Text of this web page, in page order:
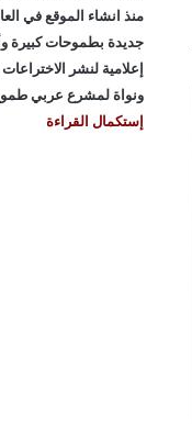
جديدة بطموحات كبيرة
إعلامية لنشر الاختراعات
ونواة لمشرع عربي
إستكمال القراءة